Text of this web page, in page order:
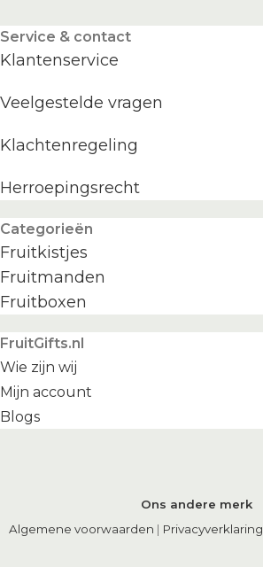
Service & contact
Klantenservice
Veelgestelde vragen
Klachtenregeling
Herroepingsrecht
Categorieën
Fruitkistjes
Fruitmanden
Fruitboxen
FruitGifts.nl
Wie zijn wij
Mijn account
Blogs
Ons andere merk
Algemene voorwaarden | Privacyverklaring